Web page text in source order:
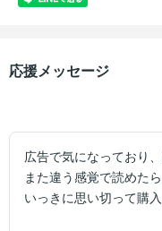
応援メッセージ
広告で気になっており
また違う感覚で読めた
いっきに思い切って購入